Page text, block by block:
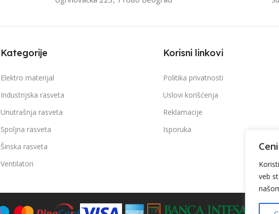
veb
BOJA ARTIKLA
PROSEČAN RADNI VEK
6400 K
BOJA ARTIKLA
PROSEČAN RADNI VEK
25 000 h na 25° C
UGAO RASIPANJA
Kategorije
Elektro materijal
Industrijska rasveta
Unutrašnja rasveta
Spoljna rasveta
Šinska rasveta
Ventilatori
Korisni linkovi
Politika privatnosti
Uslovi korišćenja
Reklamacije
Isporuka